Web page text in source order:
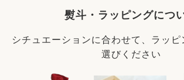
熨斗・ラッピングにつ
シチュエーションに合わせて、ラッピ
選びください